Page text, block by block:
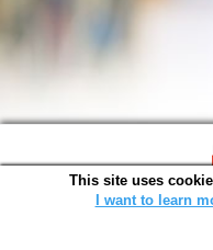
SOWA
This site uses
I want to learn